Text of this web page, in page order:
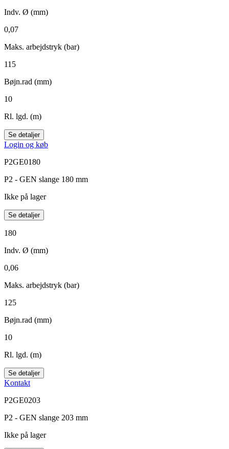
Indv. Ø (mm)
0,07
Maks. arbejdstryk (bar)
115
Bøjn.rad (mm)
10
Rl. lgd. (m)
Se detaljer
Login og køb
P2GE0180
P2 - GEN slange 180 mm
Ikke på lager
Se detaljer
180
Indv. Ø (mm)
0,06
Maks. arbejdstryk (bar)
125
Bøjn.rad (mm)
10
Rl. lgd. (m)
Se detaljer
Kontakt
P2GE0203
P2 - GEN slange 203 mm
Ikke på lager